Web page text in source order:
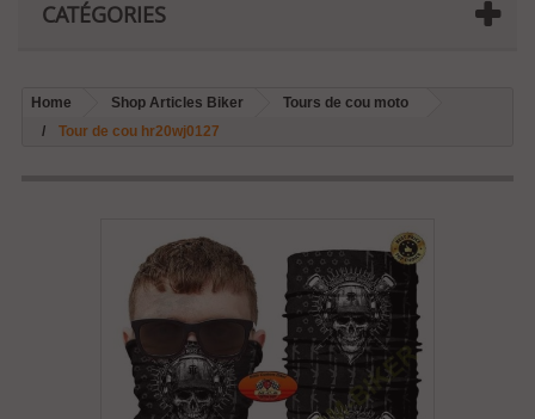
CATÉGORIES
Home Shop Articles Biker
Tours de cou moto
Tour de cou hr20wj0127